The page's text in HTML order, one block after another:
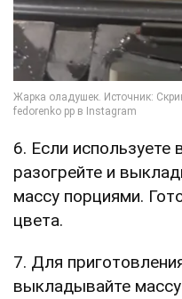
6. Если
разогрейте и
массу порциями.
цвета.
7. Для
выкладывайте